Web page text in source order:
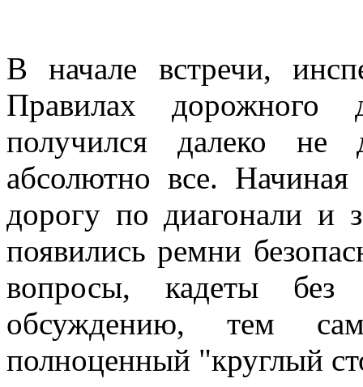
В начале встречи,
Правилах
получился далеко не
абсолютно все.
дорогу по диагонали и
появились ремни
вопросы, кадеты без
обсуждению, тем
полноценный "круглый